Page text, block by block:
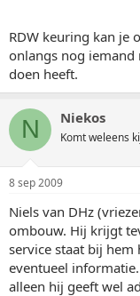
RDW keuring kan je
onlangs nog iemand
doen heeft.
N Niekos
Komt weleens
8 sep 2009
Niels van DHz
ombouw. Hij krijgt
service staat bij
eventueel
alleen hij geeft wel